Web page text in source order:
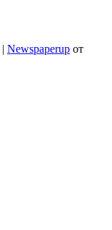
| Newspaperup от